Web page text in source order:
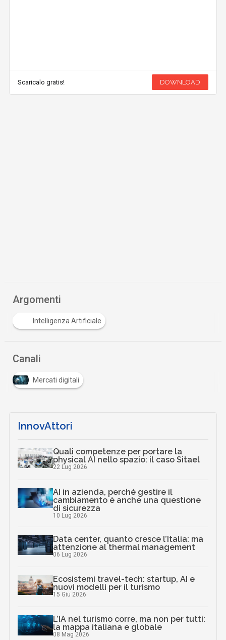
Scaricalo gratis! DOWNLOAD
Argomenti
Intelligenza Artificiale
Canali
Mercati digitali
InnovAttori
Quali competenze per portare la
physical AI nello spazio: il caso Sitael
22 Lug 2026
AI in azienda, perché gestire il
cambiamento è anche una questione
di sicurezza
10 Lug 2026
Data center, quanto cresce l’Italia: ma
attenzione al thermal management
06 Lug 2026
Ecosistemi travel-tech: startup, AI e
nuovi modelli per il turismo
15 Giu 2026
L’IA nel turismo corre, ma non per tutti:
la mappa italiana e globale
08 Mag 2026